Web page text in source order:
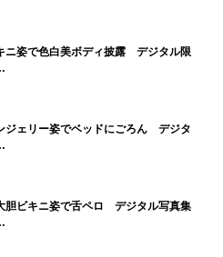
ニ姿で色白美ボディ披露 デジタル限
ジェリー姿でベッドにごろん デジタ
胆ビキニ姿で舌ペロ デジタル写真集